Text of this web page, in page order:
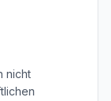
nicht